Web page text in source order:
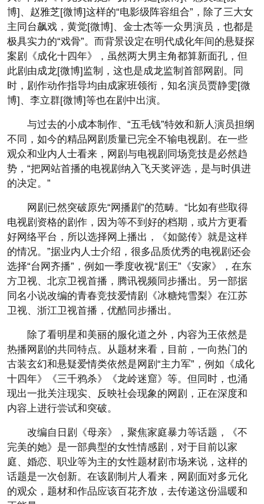
博]、赵雅芝[微博]这样的“电影级阵容组合”，除了三大女
主同台飙戏，黄觉[微博]、金士杰等一众男演员，也都是
极具实力的“戏骨”。而背景设定在明代成化年间的悬疑探
案剧《成化十四年》，虽然两大男主角都算新面孔，但
此剧由成龙[微博]监制，这也是成龙监制首部网剧。同
时，剧作动作指导均由成家班领衔，知名演员贾静雯[微
博]、李立群[微博]等也在剧中出演。
与过去的小成本制作、“五毛钱”特效和新人演员担纲
不同，如今的精品网剧质量已完全不输电视剧。在一些
观众和业内人士看来，网剧与电视剧同场竞技是必然趋
势，“把网站首播的电视剧纳入飞天奖评选，是与时俱进
的决定。”
网剧已然突破原先“网播剧”的范畴。“比如有些取得
电视剧资格的剧作，因为等不到好的档期，或片方更看
好网络平台，所以选择网上播出，《如懿传》就是这样
的情况。”据业内人士介绍，很多品质优秀的电视剧还会
选择“台网齐播”，例如一季度收视“剧王”《安家》，在东
方卫视、北京卫视首播，腾讯视频同步播出。另一部据
同名小说改编的青春竞技爱情剧《冰糖炖雪梨》在江苏
卫视、浙江卫视首播，优酷同步播出。
除了看明星和美丽的服化道之外，内容为王依然是
热播网剧的共同特点。从题材来看，目前，一向热门的
古装玄幻和悬疑爱情类依然是网剧“主力军”，例如《成化
十四年》《三千鸦杀》《龙岭迷窟》等。但同时，也涌
现出一批关注现实、反映社会现象的网剧，正在深度和
内容上进行尝试和突破。
改编自日剧《母亲》，聚焦家庭暴力等话题，《不
完美的她》是一部典型的女性情感剧，对于目前以家
庭、婚恋、职业等为主的女性题材剧市场来说，这样的
话题是一次创新。在该剧制片人看来，网剧面对多元化
的观众，题材和作品应该百花齐放，去传递这份温暖和